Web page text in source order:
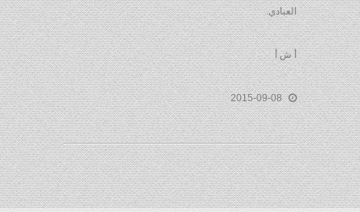
العبادي.
أ ش أ
2015-09-08